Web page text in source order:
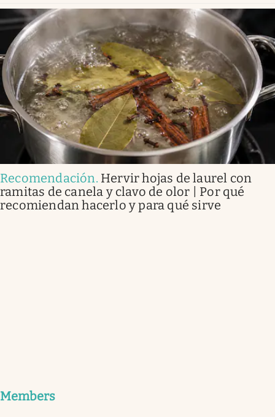
Recomendación. Hervir hojas de laurel con
ramitas de canela y clavo de olor | Por qué
recomiendan hacerlo y para qué sirve
Members